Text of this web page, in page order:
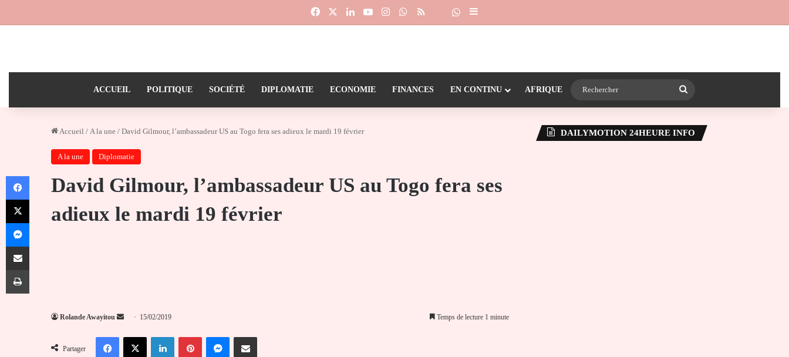
FacebookLinkedinYouTubeInstagramWhatsApp
RSS Dailymotion
Suivre la chaîne 24heureinfo sur WhatsApp
Sidebar (barre latérale)
ACCUEIL POLITIQUE SOCIÉTÉ DIPLOMATIE ECONOMIE FINANCES EN CONTINU AFRIQUE
Accueil / A la une / David Gilmour, l’ambassadeur US au Togo fera ses adieux le mardi 19 février
A la une Diplomatie
David Gilmour, l’ambassadeur US au Togo fera ses
adieux le mardi 19 février
Rolande Awayitou
Envoyer
courriel
15/02/2019 Temps de lecture 1 minute
Partager
FacebookX LinkedinPinterestMessengerPartager par email
DAILYMOTION 24HEURE INFO
Facebook
X
Messenger
Partager par email